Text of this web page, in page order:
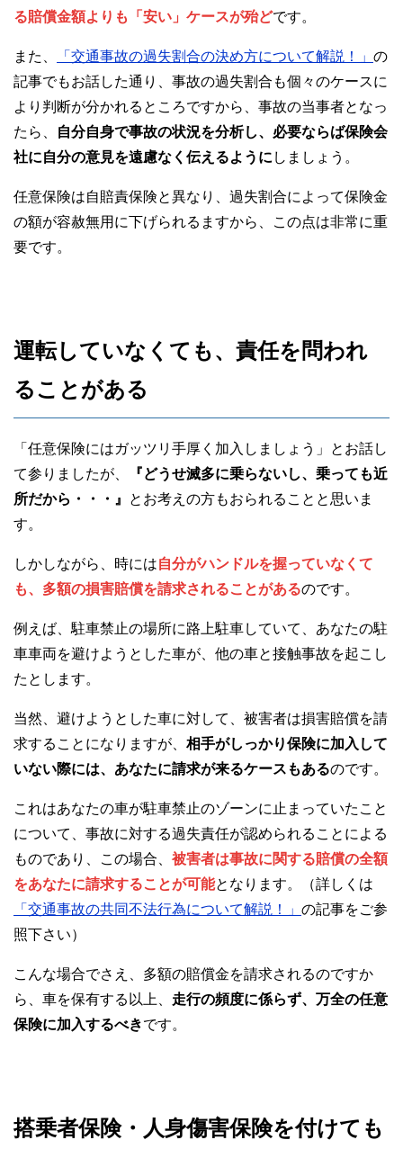
る賠償金額よりも「安い」ケースが殆どです。
また、 「交通事故の過失割合の決め方について解説！」 の
記事でもお話した通り、事故の過失割合も個々のケースに
より判断が分かれるところですから、事故の当事者となっ
たら、
自分自身で事故の状況を分析し、必要ならば保険会
社に自分の意見を遠慮なく伝えるように しましょう。
任意保険は自賠責保険と異なり、過失割合によって保険金
の額が容赦無用に下げられるますから、この点は非常に重
要です。
運転していなくても、責任を問われ
ることがある
「任意保険にはガッツリ手厚く加入しましょう」とお話し
て参りましたが、
『どうせ滅多に乗らないし、乗っても近
所だから・・・』
とお考えの方もおられることと思いま
す。
しかしながら、時には自分がハンドルを握っていなくて
も、多額の損害賠償を請求されることがあるのです。
例えば、駐車禁止の場所に路上駐車していて、あなたの駐
車車両を避けようとした車が、他の車と接触事故を起こし
たとします。
当然、避けようとした車に対して、被害者は損害賠償を請
求することになりますが、 相手がしっかり保険に加入して
いない際には、あなたに請求が来るケースもあるのです。
これはあなたの車が駐車禁止のゾーンに止まっていたこと
について、事故に対する過失責任が認められることによる
ものであり、この場合、 被害者は事故に関する賠償の全額
をあなたに請求することが可能となります。（詳しくは
「交通事故の共同不法行為について解説！」 の記事をご参
照下さい）
こんな場合でさえ、多額の賠償金を請求されるのですか
ら、車を保有する以上、 走行の頻度に係らず、万全の任意
保険に加入するべきです。
搭乗者保険・人身傷害保険を付けても